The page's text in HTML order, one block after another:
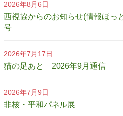
2026年8月6日
西視協からのお知らせ(情報ほっ
号
2026年7月17日
猫の足あと 2026年9月通信
2026年7月9日
非核・平和パネル展